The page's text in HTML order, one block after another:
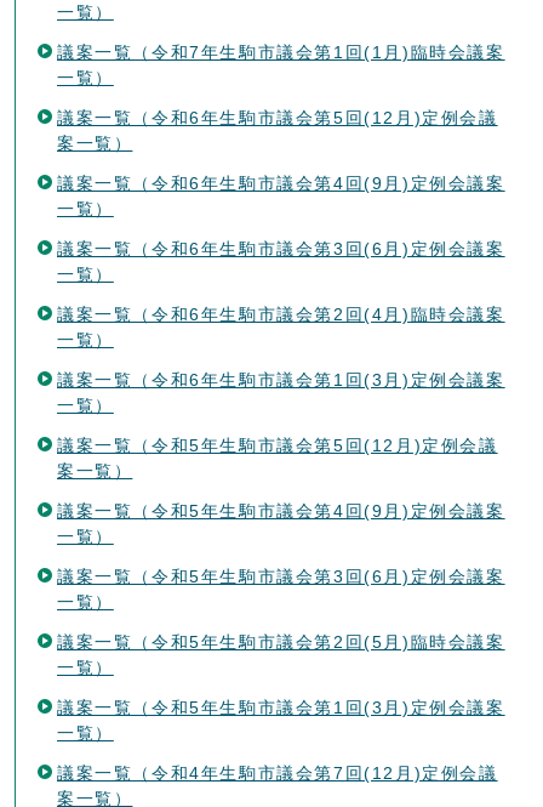
一覧）
議案一覧（令和7年生駒市議会第1回(1月)臨時会議案
一覧）
議案一覧（令和6年生駒市議会第5回(12月)定例会議
案一覧）
議案一覧（令和6年生駒市議会第4回(9月)定例会議案
一覧）
議案一覧（令和6年生駒市議会第3回(6月)定例会議案
一覧）
議案一覧（令和6年生駒市議会第2回(4月)臨時会議案
一覧）
議案一覧（令和6年生駒市議会第1回(3月)定例会議案
一覧）
議案一覧（令和5年生駒市議会第5回(12月)定例会議
案一覧）
議案一覧（令和5年生駒市議会第4回(9月)定例会議案
一覧）
議案一覧（令和5年生駒市議会第3回(6月)定例会議案
一覧）
議案一覧（令和5年生駒市議会第2回(5月)臨時会議案
一覧）
議案一覧（令和5年生駒市議会第1回(3月)定例会議案
一覧）
議案一覧（令和4年生駒市議会第7回(12月)定例会議
案一覧）